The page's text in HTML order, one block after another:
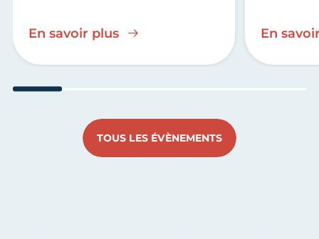
En savoir plus En
TOUS LES ÉVÈNEMENTS